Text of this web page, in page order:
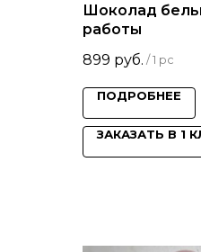
Шоколад
работы
899 руб. / 1 pc
ПОДРОБНЕЕ
ЗАКАЗАТЬ В 1